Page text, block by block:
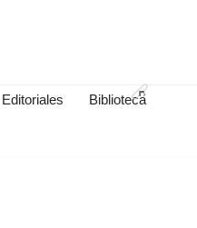
Editoriales
Biblioteca